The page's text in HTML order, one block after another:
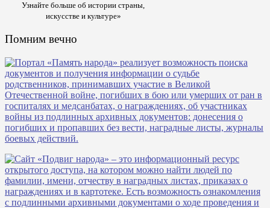
Узнайте больше об истории страны,
искусстве и культуре»
Помним вечно